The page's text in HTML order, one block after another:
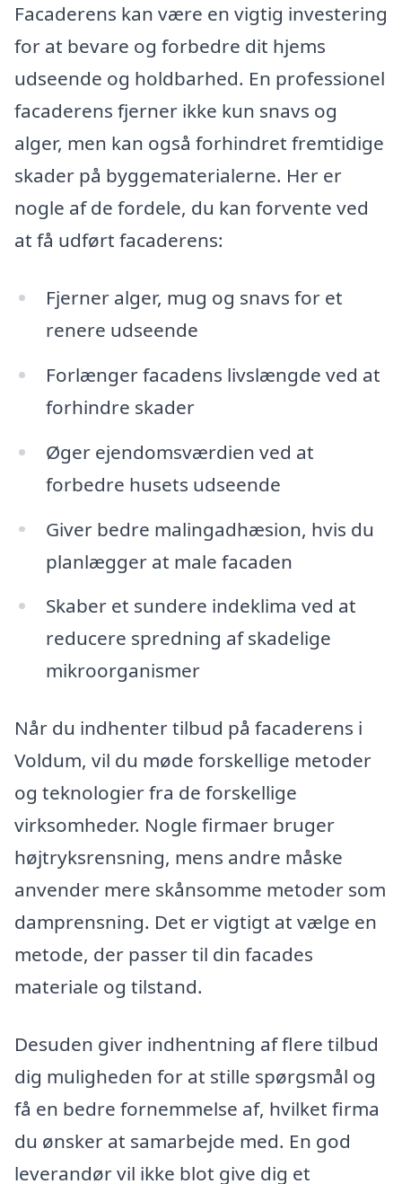
Facaderens kan være en vigtig investering
for at bevare og forbedre dit hjems
udseende og holdbarhed. En professionel
facaderens fjerner ikke kun snavs og
alger, men kan også forhindret fremtidige
skader på byggematerialerne. Her er
nogle af de fordele, du kan forvente ved
at få udført facaderens:
Fjerner alger, mug og snavs for et
renere udseende
Forlænger facadens livslængde ved at
forhindre skader
Øger ejendomsværdien ved at
forbedre husets udseende
Giver bedre malingadhæsion, hvis du
planlægger at male facaden
Skaber et sundere indeklima ved at
reducere spredning af skadelige
mikroorganismer
Når du indhenter tilbud på facaderens i
Voldum, vil du møde forskellige metoder
og teknologier fra de forskellige
virksomheder. Nogle firmaer bruger
højtryksrensning, mens andre måske
anvender mere skånsomme metoder som
damprensning. Det er vigtigt at vælge en
metode, der passer til din facades
materiale og tilstand.
Desuden giver indhentning af flere tilbud
dig muligheden for at stille spørgsmål og
få en bedre fornemmelse af, hvilket firma
du ønsker at samarbejde med. En god
leverandør vil ikke blot give dig et